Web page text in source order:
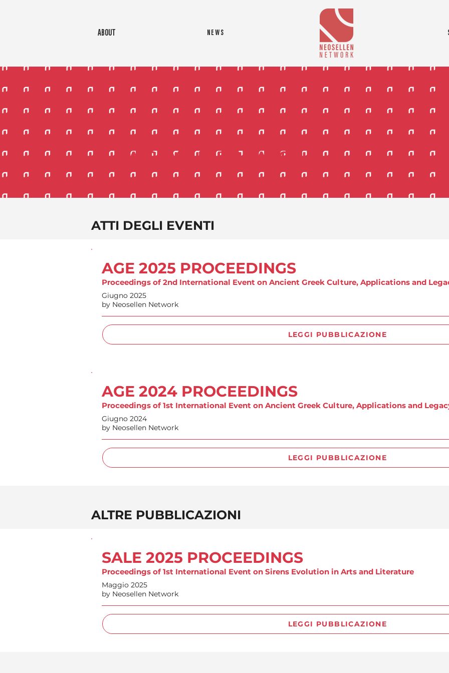
ABOUT NEWS
ARCHIVIO PUBBLICAZIONI
ATTI DEGLI EVENTI
AGE 2025 PROCEEDINGS
Proceedings of 2nd International Event on Ancient Greek Culture, Applications and
Giugno 2025
by Neosellen Network
LEGGI PUBBLICAZIONE
AGE 2024 PROCEEDINGS
Proceedings of 1st International Event on Ancient Greek Culture, Applications and
Giugno 2024
by Neosellen Network
LEGGI PUBBLICAZIONE
ALTRE PUBBLICAZIONI
SALE 2025 PROCEEDINGS
Proceedings of 1st International Event on Sirens Evolution in Arts and Literature
Maggio 2025
by Neosellen Network
LEGGI PUBBLICAZIONE